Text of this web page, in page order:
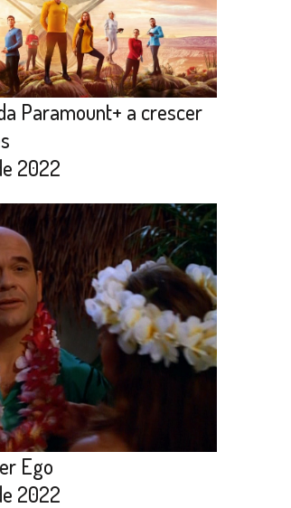
Paramount+ a crescer
2022
Ego
2022